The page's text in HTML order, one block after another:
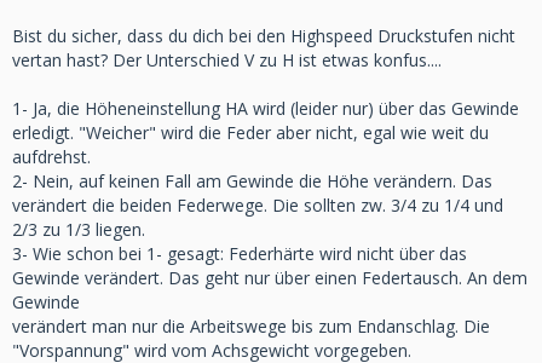
Bist du sicher, dass du dich bei den Highspeed Druckstufen nicht
vertan hast? Der Unterschied V zu H ist etwas konfus....
1- Ja, die Höheneinstellung HA wird (leider nur) über das Gewinde
erledigt. "Weicher" wird die Feder aber nicht, egal wie weit du
aufdrehst.
2- Nein, auf keinen Fall am Gewinde die Höhe verändern. Das
verändert die beiden Federwege. Die sollten zw. 3/4 zu 1/4 und
2/3 zu 1/3 liegen.
3- Wie schon bei 1- gesagt: Federhärte wird nicht über das
Gewinde verändert. Das geht nur über einen Federtausch. An dem
Gewinde
verändert man nur die Arbeitswege bis zum Endanschlag. Die
"Vorspannung" wird vom Achsgewicht vorgegeben.